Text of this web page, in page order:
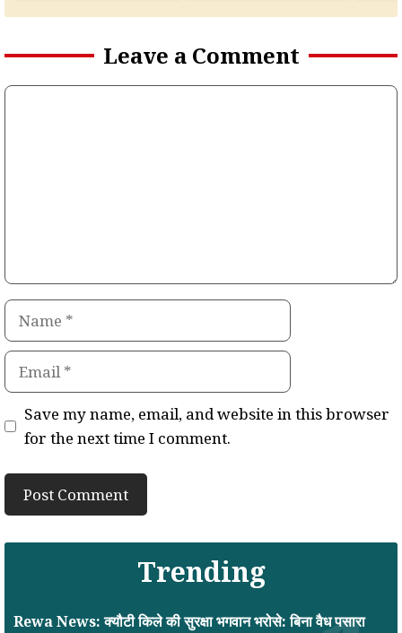
Leave a Comment
Comment
Name
Email
Save my name, email, and website in this browser
for the next time I comment.
Trending
Rewa News: क्यौटी किले की सुरक्षा भगवान भरोसे: बिना वैध पसारा